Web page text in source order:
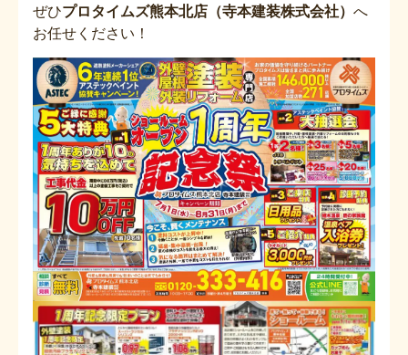
ぜひプロタイムズ熊本北店（寺本建装株式会社） へ
お任せください！